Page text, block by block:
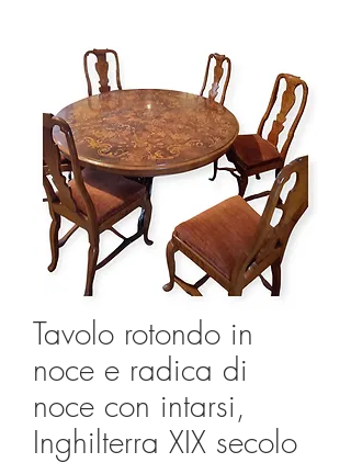
Tavolo rotondo in
noce e radica di
noce con intarsi,
Inghilterra XIX secolo